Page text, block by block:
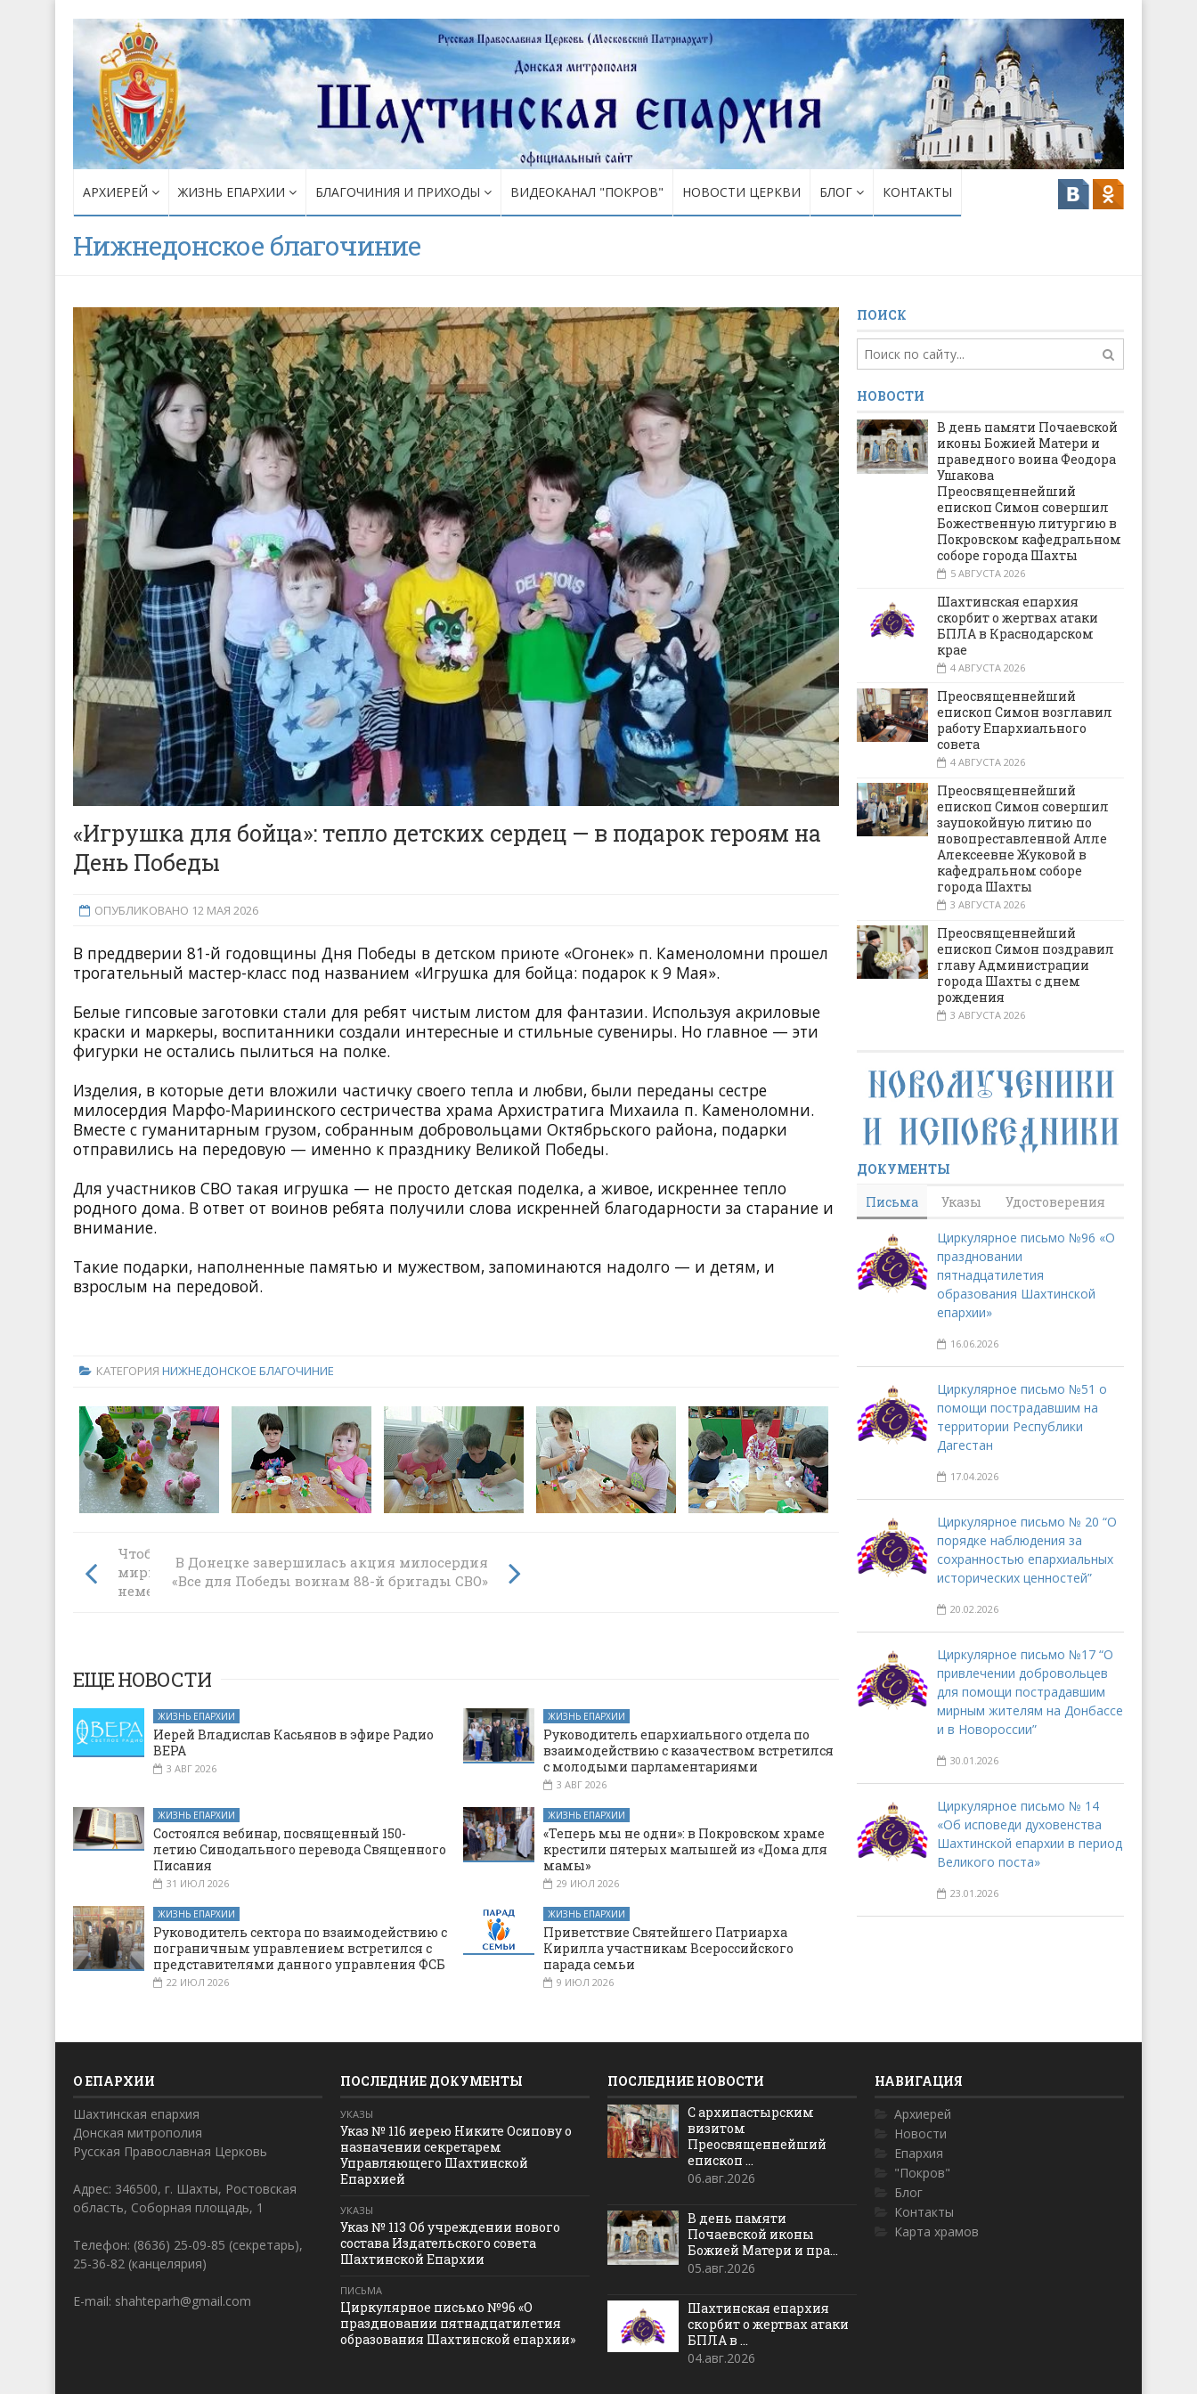
АРХИЕРЕЙ ЖИЗНЬ ЕПАРХИИ БЛАГОЧИНИЯ И ПРИХОДЫ ВИДЕОКАНАЛ "ПОКРОВ" НОВОСТИ ЦЕРКВИ БЛОГ КОНТАКТЫ
Нижнедонское благочиние
«Игрушка для бойца»: тепло детских сердец — в подарок героям на
День Победы
ОПУБЛИКОВАНО 12 МАЯ 2026
В преддверии 81-й годовщины Дня Победы в детском приюте «Огонек» п. Каменоломни прошел
трогательный мастер-класс под названием «Игрушка для бойца: подарок к 9 Мая».
Белые гипсовые заготовки стали для ребят чистым листом для фантазии. Используя акриловые
краски и маркеры, воспитанники создали интересные и стильные сувениры. Но главное — эти
фигурки не остались пылиться на полке.
Изделия, в которые дети вложили частичку своего тепла и любви, были переданы сестре
милосердия Марфо-Мариинского сестричества храма Архистратига Михаила п. Каменоломни.
Вместе с гуманитарным грузом, собранным добровольцами Октябрьского района, подарки
отправились на передовую — именно к празднику Великой Победы.
Для участников СВО такая игрушка — не просто детская поделка, а живое, искреннее тепло
родного дома. В ответ от воинов ребята получили слова искренней благодарности за старание и
внимание.
Такие подарки, наполненные памятью и мужеством, запоминаются надолго — и детям, и
взрослым на передовой.
КАТЕГОРИЯ НИЖНЕДОНСКОЕ БЛАГОЧИНИЕ
Чтобы помнили: дань уважения воинам и
мирным жителям, расстрелянным
немецко-фашистскими оккупантами
В Донецке завершилась акция милосердия
«Все для Победы воинам 88-й бригады СВО»
ЕЩЕ НОВОСТИ
ЖИЗНЬ ЕПАРХИИ
Иерей Владислав Касьянов в эфире Радио
ВЕРА
3 АВГ 2026
ЖИЗНЬ ЕПАРХИИ
Руководитель епархиального отдела по
взаимодействию с казачеством встретился
с молодыми парламентариями
3 АВГ 2026
ЖИЗНЬ ЕПАРХИИ
Состоялся вебинар, посвященный 150-
летию Синодального перевода Священного
Писания
31 ИЮЛ 2026
ЖИЗНЬ ЕПАРХИИ
«Теперь мы не одни»: в Покровском храме
крестили пятерых малышей из «Дома для
мамы»
29 ИЮЛ 2026
ЖИЗНЬ ЕПАРХИИ
Руководитель сектора по взаимодействию с
пограничным управлением встретился с
представителями данного управления ФСБ
22 ИЮЛ 2026
ЖИЗНЬ ЕПАРХИИ
Приветствие Святейшего Патриарха
Кирилла участникам Всероссийского
парада семьи
9 ИЮЛ 2026
ПОИСК
НОВОСТИ
В день памяти Почаевской
иконы Божией Матери и
праведного воина Феодора
Ушакова
Преосвященнейший
епископ Симон совершил
Божественную литургию в
Покровском кафедральном
соборе города Шахты
5 АВГУСТА 2026
Шахтинская епархия
скорбит о жертвах атаки
БПЛА в Краснодарском
крае
4 АВГУСТА 2026
Преосвященнейший
епископ Симон возглавил
работу Епархиального
совета
4 АВГУСТА 2026
Преосвященнейший
епископ Симон совершил
заупокойную литию по
новопреставленной Алле
Алексеевне Жуковой в
кафедральном соборе
города Шахты
3 АВГУСТА 2026
Преосвященнейший
епископ Симон поздравил
главу Администрации
города Шахты с днем
рождения
3 АВГУСТА 2026
ДОКУМЕНТЫ
Письма
Указы Удостоверения
Циркулярное письмо №96 «О
праздновании
пятнадцатилетия
образования Шахтинской
епархии»
16.06.2026
Циркулярное письмо №51 о
помощи пострадавшим на
территории Республики
Дагестан
17.04.2026
Циркулярное письмо № 20 “О
порядке наблюдения за
сохранностью епархиальных
исторических ценностей”
20.02.2026
Циркулярное письмо №17 “О
привлечении добровольцев
для помощи пострадавшим
мирным жителям на Донбассе
и в Новороссии”
30.01.2026
Циркулярное письмо № 14
«Об исповеди духовенства
Шахтинской епархии в период
Великого поста»
23.01.2026
О ЕПАРХИИ
Шахтинская епархия
Донская митрополия
Русская Православная Церковь
Адрес: 346500, г. Шахты, Ростовская
область, Соборная площадь, 1
Телефон: (8636) 25-09-85 (секретарь),
25-36-82 (канцелярия)
E-mail: shahteparh@gmail.com
ПОСЛЕДНИЕ ДОКУМЕНТЫ
УКАЗЫ
Указ № 116 иерею Никите Осипову о
назначении секретарем
Управляющего Шахтинской
Епархией
УКАЗЫ
Указ № 113 Об учреждении нового
состава Издательского совета
Шахтинской Епархии
ПИСЬМА
Циркулярное письмо №96 «О
праздновании пятнадцатилетия
образования Шахтинской епархии»
ПОСЛЕДНИЕ НОВОСТИ
С архипастырским
визитом
Преосвященнейший
епископ ...
06.авг.2026
В день памяти
Почаевской иконы
Божией Матери и пра...
05.авг.2026
Шахтинская епархия
скорбит о жертвах атаки
БПЛА в ...
04.авг.2026
НАВИГАЦИЯ
Архиерей
Новости
Епархия
"Покров"
Блог
Контакты
Карта храмов